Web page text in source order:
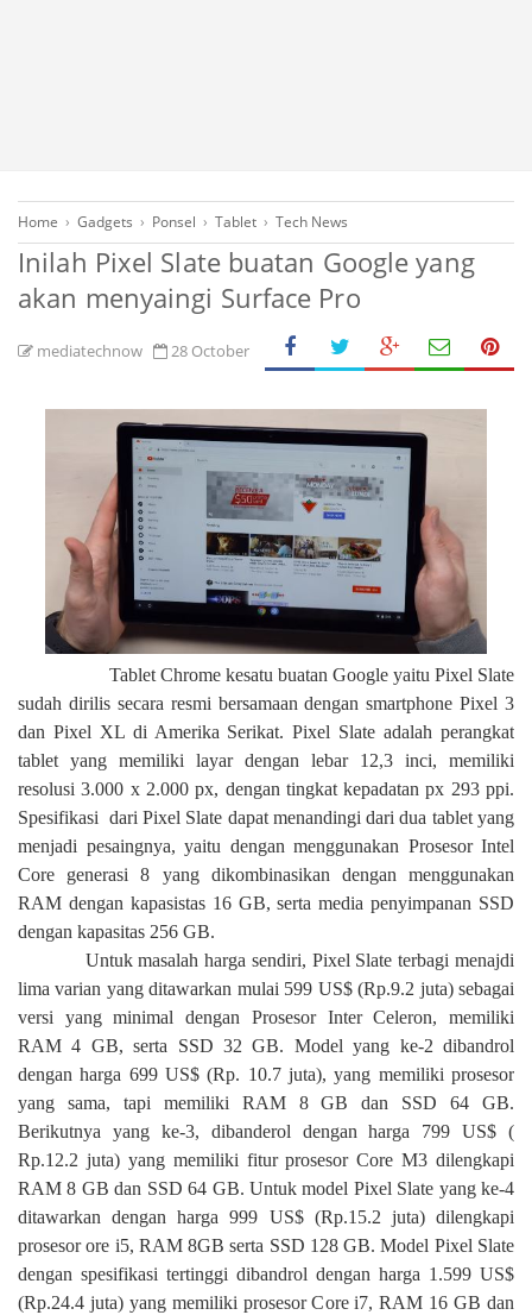
Home › Gadgets › Ponsel › Tablet › Tech News
Inilah Pixel Slate buatan Google yang
akan menyaingi Surface Pro
mediatechnow 28 October
Tablet Chrome kesatu buatan Google yaitu Pixel Slate
sudah dirilis secara resmi bersamaan dengan smartphone Pixel 3
dan Pixel XL di Amerika Serikat. Pixel Slate adalah perangkat
tablet yang memiliki layar dengan lebar 12,3 inci, memiliki
resolusi 3.000 x 2.000 px, dengan tingkat kepadatan px 293 ppi.
Spesifikasi dari Pixel Slate dapat menandingi dari dua tablet yang
menjadi pesaingnya, yaitu dengan menggunakan Prosesor Intel
Core generasi 8 yang dikombinasikan dengan menggunakan
RAM dengan kapasistas 16 GB, serta media penyimpanan SSD
dengan kapasitas 256 GB.
Untuk masalah harga sendiri, Pixel Slate terbagi menajdi
lima varian yang ditawarkan mulai 599 US$ (Rp.9.2 juta) sebagai
versi yang minimal dengan Prosesor Inter Celeron, memiliki
RAM 4 GB, serta SSD 32 GB. Model yang ke-2 dibandrol
dengan harga 699 US$ (Rp. 10.7 juta), yang memiliki prosesor
yang sama, tapi memiliki RAM 8 GB dan SSD 64 GB.
Berikutnya yang ke-3, dibanderol dengan harga 799 US$ (
Rp.12.2 juta) yang memiliki fitur prosesor Core M3 dilengkapi
RAM 8 GB dan SSD 64 GB. Untuk model Pixel Slate yang ke-4
ditawarkan dengan harga 999 US$ (Rp.15.2 juta) dilengkapi
prosesor ore i5, RAM 8GB serta SSD 128 GB. Model Pixel Slate
dengan spesifikasi tertinggi dibandrol dengan harga 1.599 US$
(Rp.24.4 juta) yang memiliki prosesor Core i7, RAM 16 GB dan